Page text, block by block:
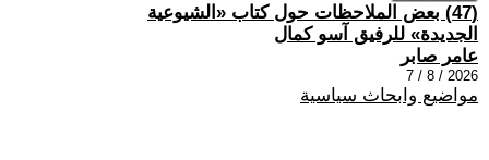
(47) بعض الملاحظات حول كتاب «الشيوعية
الجديدة» للرفيق آسو كمال
عامر صابر
2026 / 8 / 7
مواضيع وابحاث سياسية